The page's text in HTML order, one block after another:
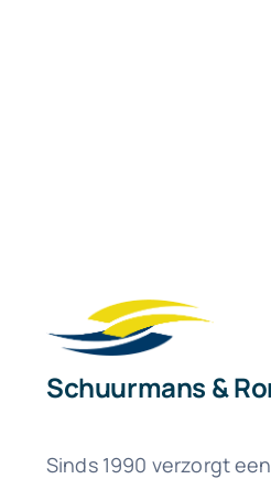
Schuurmans &
Sinds 1990 verzorgt